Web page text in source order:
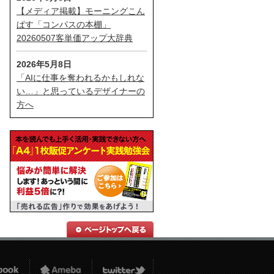
【メディア掲載】モーニングこん
ぱす「コンパスの本棚」
20260507客単価アップ大辞典
2026年5月8日
「AIに仕事を奪われるかもしれな
い…」と思っているデザイナーの
方へ